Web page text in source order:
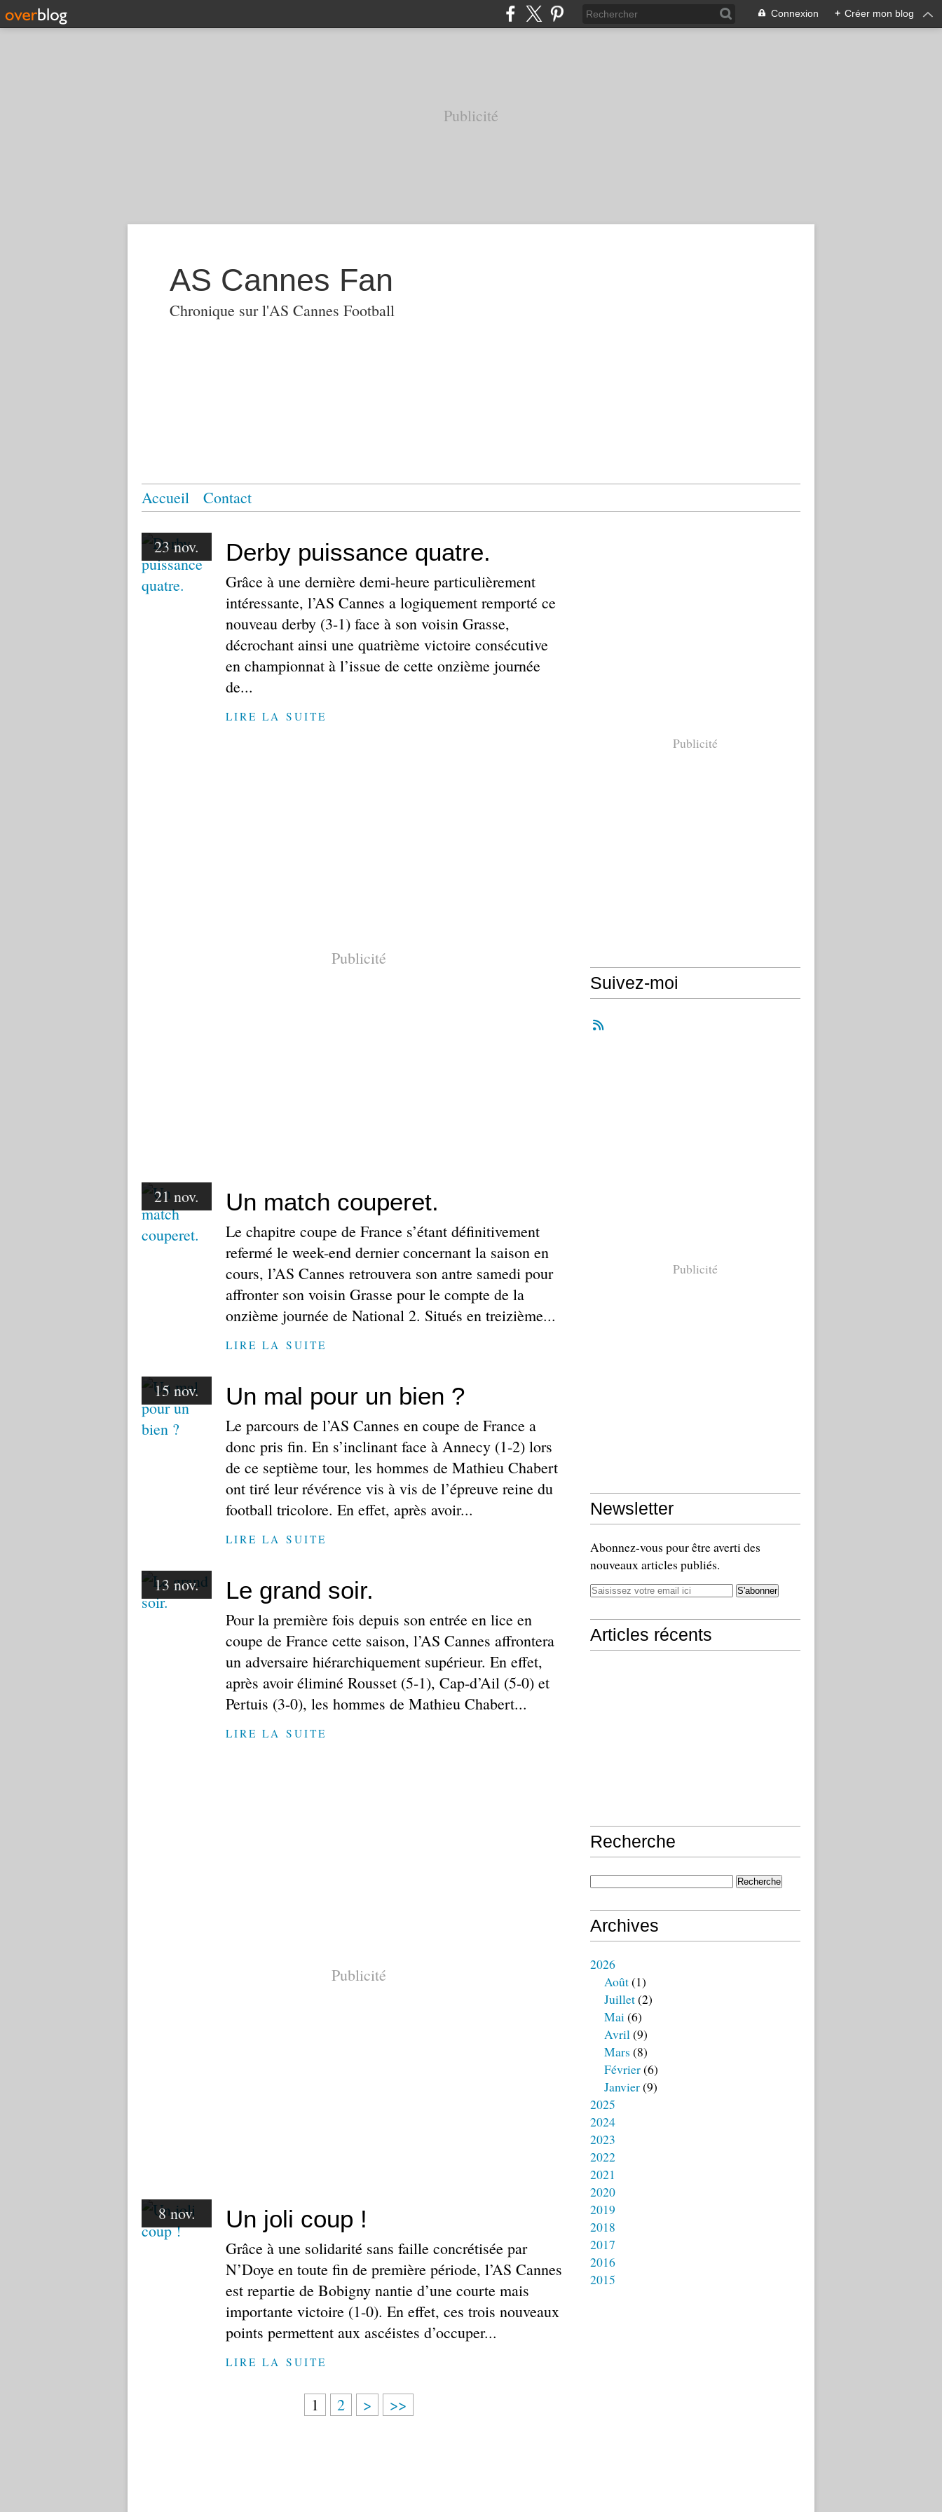
Connexion + Créer mon blog
Publicité
AS Cannes Fan
Chronique sur l'AS Cannes Football
Accueil Contact
23 nov. Derby puissance quatre.
Grâce à une dernière demi-heure particulièrement
intéressante, l’AS Cannes a logiquement remporté ce
nouveau derby (3-1) face à son voisin Grasse,
décrochant ainsi une quatrième victoire consécutive
en championnat à l’issue de cette onzième journée
de...
LIRE LA SUITE
Publicité
21 nov. Un match couperet.
Le chapitre coupe de France s’étant définitivement
refermé le week-end dernier concernant la saison en
cours, l’AS Cannes retrouvera son antre samedi pour
affronter son voisin Grasse pour le compte de la
onzième journée de National 2. Situés en treizième...
LIRE LA SUITE
15 nov. Un mal pour un bien ?
Le parcours de l’AS Cannes en coupe de France a
donc pris fin. En s’inclinant face à Annecy (1-2) lors
de ce septième tour, les hommes de Mathieu Chabert
ont tiré leur révérence vis à vis de l’épreuve reine du
football tricolore. En effet, après avoir...
LIRE LA SUITE
13 nov. Le grand soir.
Pour la première fois depuis son entrée en lice en
coupe de France cette saison, l’AS Cannes affrontera
un adversaire hiérarchiquement supérieur. En effet,
après avoir éliminé Rousset (5-1), Cap-d’Ail (5-0) et
Pertuis (3-0), les hommes de Mathieu Chabert...
LIRE LA SUITE
Publicité
8 nov. Un joli coup !
Grâce à une solidarité sans faille concrétisée par
N’Doye en toute fin de première période, l’AS Cannes
est repartie de Bobigny nantie d’une courte mais
importante victoire (1-0). En effet, ces trois nouveaux
points permettent aux ascéistes d’occuper...
LIRE LA SUITE
1 2 > >>
Publicité
Suivez-moi
Publicité
Newsletter
Abonnez-vous pour être averti des
nouveaux articles publiés.
Articles récents
Recherche
Archives
2026
Août(1)
Juillet(2)
Mai(6)
Avril(9)
Mars (8)
Février(6)
Janvier(9)
2025
2024
2023
2022
2021
2020
2019
2018
2017
2016
2015